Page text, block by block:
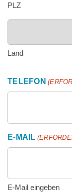
PLZ
Land
TELEFON
E-MAIL
E-Mail eingeben